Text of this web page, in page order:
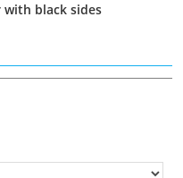
with black sides